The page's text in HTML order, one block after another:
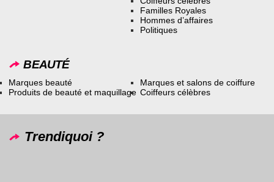
Familles Royales
Hommes d’affaires
Politiques
BEAUTÉ
Marques beauté
Produits de beauté et maquillage
Marques et salons de coiffure
Coiffeurs célèbres
Trendiquoi ?